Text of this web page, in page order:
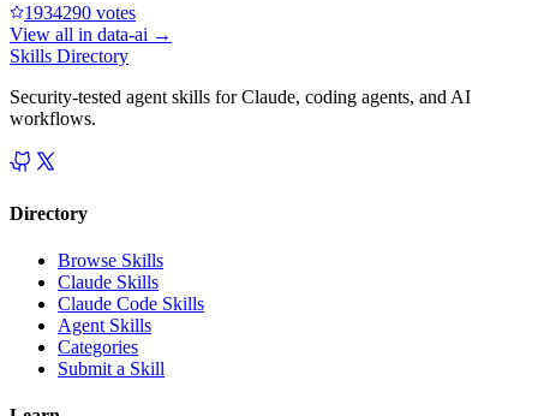
1934290 votes
View all in data-ai →
Skills Directory
Security-tested agent skills for Claude, coding agents, and AI
workflows.
Directory
Browse Skills
Claude Skills
Claude Code Skills
Agent Skills
Categories
Submit a Skill